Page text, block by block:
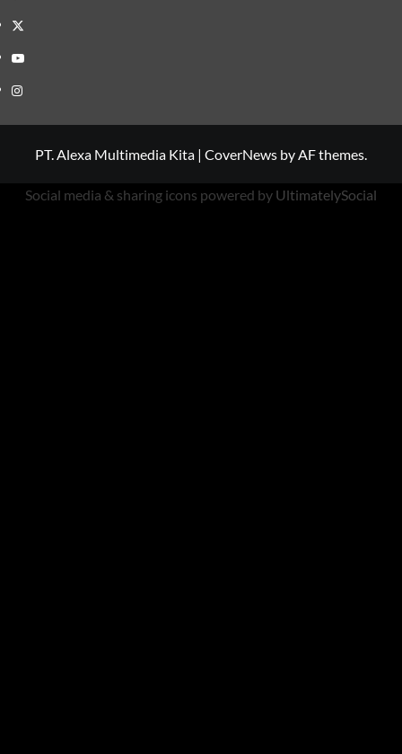
Twitter
Youtube
Instagram
PT. Alexa Multimedia Kita | CoverNews by AF themes.
Social media & sharing icons powered by UltimatelySocial